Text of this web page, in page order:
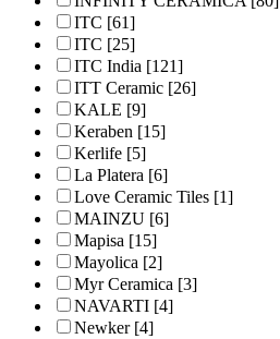
ITC [61]
ITC [25]
ITC India [121]
ITT Ceramic [26]
KALE [9]
Keraben [15]
Kerlife [5]
La Platera [6]
Love Ceramic Tiles [1]
MAINZU [6]
Mapisa [15]
Mayolica [2]
Myr Ceramica [3]
NAVARTI [4]
Newker[4]